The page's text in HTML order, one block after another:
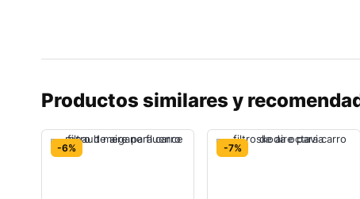
Productos similares y
-6% -7%